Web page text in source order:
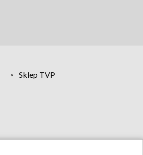
Sklep TVP